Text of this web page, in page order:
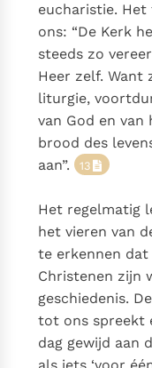
eucharistie. Het
ons: “De Kerk
steeds zo
Heer zelf. Want
liturgie,
van God en
brood des
aan”.
13
Het regelmatig
het vieren van
te erkennen
Christenen zijn
geschiedenis.
tot ons spreekt
dag gewijd aan